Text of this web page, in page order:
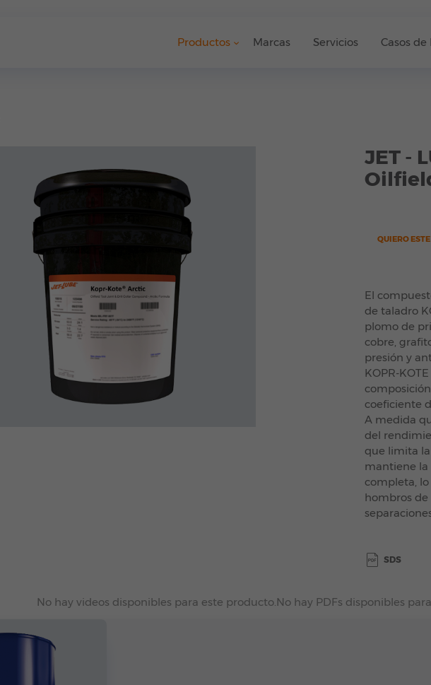
Productos Marcas Servicios Casos de
JET -
QUIERO
El
de taladro
plomo de
cobre,
presión y
KOPR-
coeficiente
A medida
del
que limita
mantiene la
completa,
hombros
SDS
No hay videos disponibles para este producto.No hay PDFs disponibles